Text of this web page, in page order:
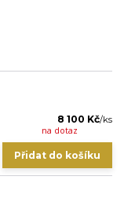
8 100 Kč/ks
na dotaz
Přidat do košíku